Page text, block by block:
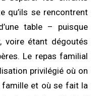
qu’ils se rencontrent
table – puisque
voire étant dégoutés
Le repas familial
privilégié où on
famille et où se fait la